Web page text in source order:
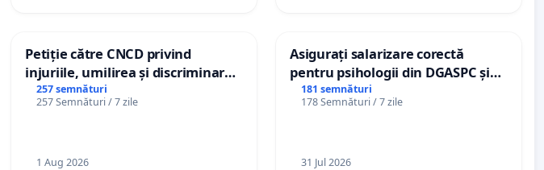
Petiție către CNCD privind
injuriile, umilirea și discriminarea
persoanelor cu dizabilități de
către utilizatorul TikTok „Gorici”
257 semnături
257 Semnături / 7 zile
1 Aug 2026
Asigurați salarizare corectă
pentru psihologii din DGASPC și
spitale
181 semnături
178 Semnături / 7 zile
31 Jul 2026